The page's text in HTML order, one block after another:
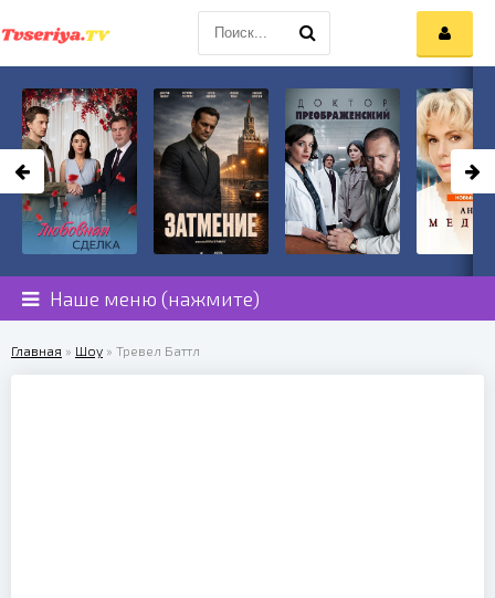
Наше меню (нажмите)
Главная » Шоу » Тревел Баттл